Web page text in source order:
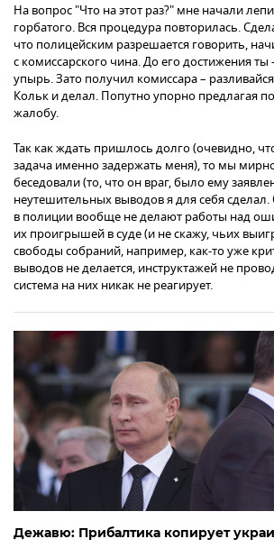
На вопрос "Что на этот раз?" мне начали
горбатого. Вся процедура повторилась.
что полицейским разрешается говорить,
с комиссарского чина. До его достижения
упырь. Зато получил комиссара –
Кольк и делал. Попутно упорно предлагая
жалобу.
Так как ждать пришлось долго (очевидно,
задача именно задержать меня), то мы
беседовали (то, что он враг, было ему
неутешительных выводов я для себя сделал.
в полиции вообще не делают работы над
их проигрышей в суде (и не скажу, чьих
свободы собраний, например, как-то уже
выводов не делается, инструктажей не
система на них никак не реагирует.
Дежавю: Прибалтика копирует